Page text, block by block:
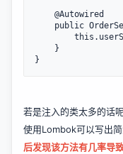
}
若是注入的类太多的话
使用Lombok可以写出简
后发现该方法有几率导